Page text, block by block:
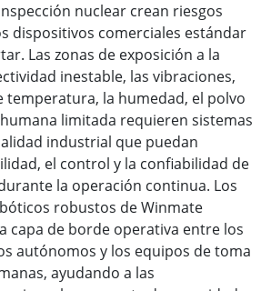
nuclear crean riesgos
dispositivos comerciales estándar
Las zonas de exposición a la
inestable, las vibraciones,
temperatura, la humedad, el polvo
limitada requieren sistemas
industrial que puedan
el control y la confiabilidad de
la operación continua. Los
robustos de Winmate
capa de borde operativa entre los
autónomos y los equipos de toma
ayudando a las